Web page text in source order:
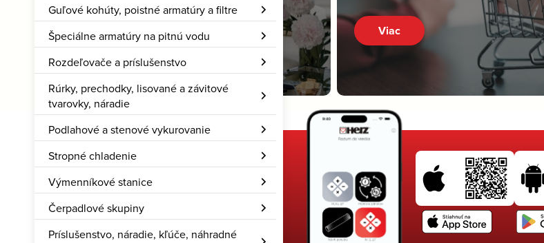
Guľové kohúty, poistné armatúry a filtre
Špeciálne armatúry na pitnú vodu
Rozdeľovače a príslušenstvo
Rúrky, prechodky, lisované a závitové
tvarovky, náradie
Podlahové a stenové vykurovanie
Stropné chladenie
Výmenníkové stanice
Čerpadlové skupiny
Príslušenstvo, náradie, kľúče, náhradné
Viac Viac
Stiahnite si našu aplikáciu
Hcalc – Rozum do vrecka